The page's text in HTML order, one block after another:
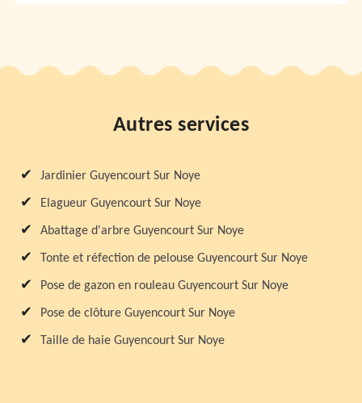
Autres services
Jardinier Guyencourt Sur Noye
Elagueur Guyencourt Sur Noye
Abattage d'arbre Guyencourt Sur Noye
Tonte et réfection de pelouse Guyencourt Sur Noye
Pose de gazon en rouleau Guyencourt Sur Noye
Pose de clôture Guyencourt Sur Noye
Taille de haie Guyencourt Sur Noye